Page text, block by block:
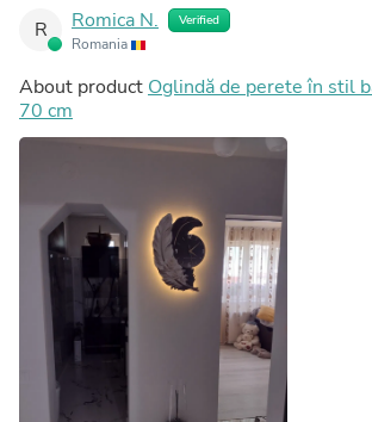
R Romica N. Verified
Romania
About product Oglindă de perete în stil
70 cm